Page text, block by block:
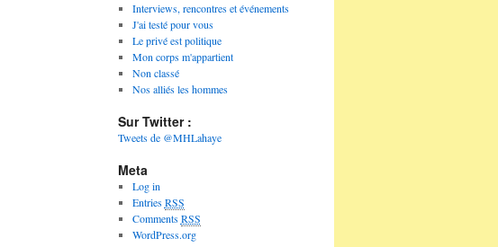
Interviews, rencontres et événements
J'ai testé pour vous
Le privé est politique
Mon corps m'appartient
Non classé
Nos alliés les hommes
Sur Twitter :
Tweets de @MHLahaye
Meta
Log in
EntriesRSS
CommentsRSS
WordPress.org